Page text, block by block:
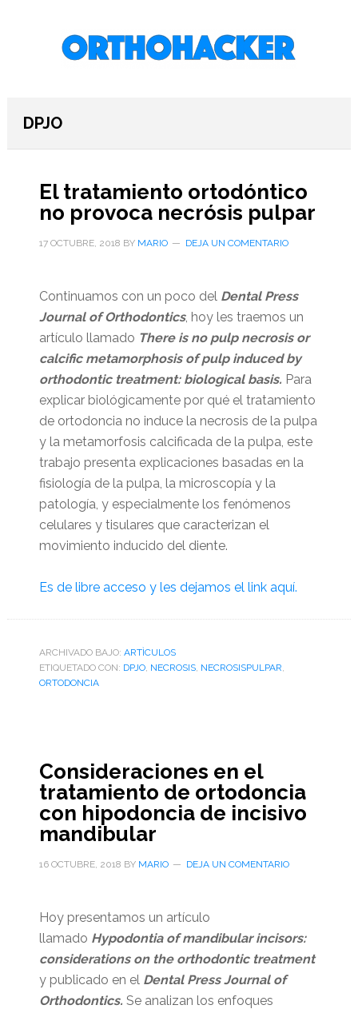
primariaDPJO
El tratamiento ortodóntico
no provoca necrósis pulpar
17 OCTUBRE, 2018 BY MARIO DEJA UN COMENTARIO
Continuamos con un poco del Dental Press
Journal of Orthodontics, hoy les traemos un
artículo llamado There is no pulp necrosis or
calcific metamorphosis of pulp induced by
orthodontic treatment: biological basis. Para
explicar biológicamente por qué el tratamiento
de ortodoncia no induce la necrosis de la pulpa
y la metamorfosis calcificada de la pulpa, este
trabajo presenta explicaciones basadas en la
fisiología de la pulpa, la microscopía y la
patología, y especialmente los fenómenos
celulares y tisulares que caracterizan el
movimiento inducido del diente.
Es de libre acceso y les dejamos el link aquí.
ARCHIVADO BAJO: ARTÌCULOS
ETIQUETADO CON: DPJO, NECROSIS, NECROSISPULPAR,
ORTODONCIA
Consideraciones en el
tratamiento de ortodoncia
con hipodoncia de incisivo
mandibular
16 OCTUBRE, 2018 BY MARIO DEJA UN COMENTARIO
Hoy presentamos un artículo
llamado Hypodontia of mandibular incisors:
considerations on the orthodontic treatment
y publicado en el Dental Press Journal of
Orthodontics. Se analizan los enfoques